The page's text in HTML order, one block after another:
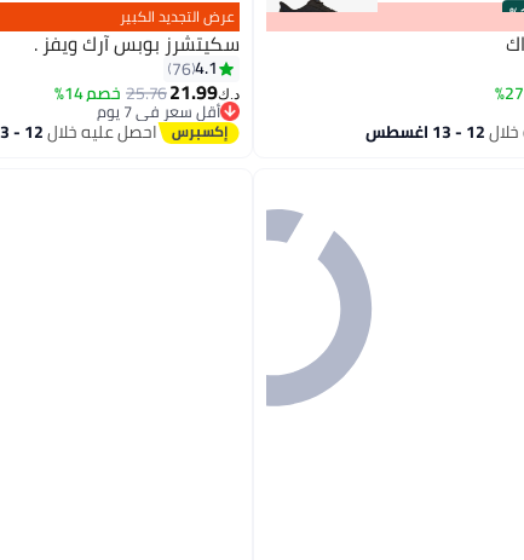
12 - 13 اغسطس
2
عرض التجديد الكبير
سكيتشرز بوبس آرك ويفز .
4.1
76
د.ك‏21.99
25.76خصم 14%
أقل سعر في 7 يوم
أقل سعر في 7 يوماحصل عليه خلال12 - 13 اغسطس